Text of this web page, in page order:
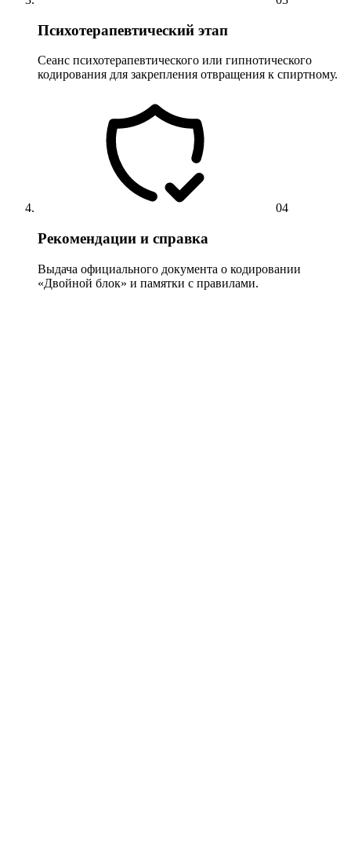
Психотерапевтический этап
Сеанс психотерапевтического или гипнотического
кодирования для закрепления отвращения к спиртному.
04
Рекомендации и справка
Выдача официального документа о кодировании
«Двойной блок» и памятки с правилами.